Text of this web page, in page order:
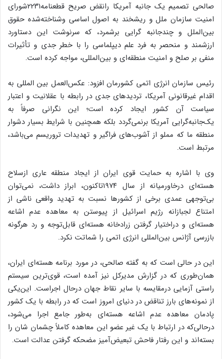
صالحی تصمیم یک‌ جانبه آمریکا رانقض صریح قطعنامه۲۲۳۱شورای
امنیت سازمان ملل و ریشخند به اصول اساسی وشناخته‌شده حقوق
بین‌الملل و چندجانبه گرایی برشمرد، که سرنوشت این دستاورد
ارزشمند و منحصر به ‌فرد علم دیپلماسی را با خطر جدی و تأثیرات
منفی بر صلح و امنیت منطقه‌ای و بین‌المللی، مواجه کرده است.
رئیس سازمان انرژی اتمی کشورمان افزود: عکس‌العمل بین ‌المللی به
اقدام غیرقانونی آمریکا، تردیدهای جدی‌ در رابطه با عقلانیت و اعتبار
سیاست آن کشور ایجاد کرده است؛ این نگرانی صرفاً به
یک‌جانبه‌گرایی آمریکا برنمی‌گردد بلکه همچنین با شرایط بسیار دشوار
منطقه ما که مملو از آشوب‌های فراگیر و تهدیدات تروریسم می‌باشد،
مرتبط است.
وی با اشاره به حمایت قوی ایران از ایجاد منطقه عاری ازسلاح
هسته‌ای درخاورمیانه از سال ۱۹۷۴تاکنون، ابراز داشت، نمی‌توان
بی‌توجهی عمدی برخی از کشورها نسبت به تهدید واقعی ناشی از
امتناع لجبازانه رژیم اسرائیل از پیوستن به معاهده عدم اشاعه
هسته‌ای و دراختیار گرفتن زرادخانه هسته‌ای قابل‌توجه و رد هرگونه
بازرسی آژانس بین‌المللی انرژی اتمی را شماتت نکرد.
این در حالی است که به گفته صالحی، در مورد برنامه هسته‌ای ایران،
همان‌طوری که در گزارش مدیرکل نیز آمده است، قوی‌ترین سیستم
راستی آزمایی درمقایسه با سایر نقاط جهان درحال اجراست. این‌یکی
از نمونه‌های بارز تناقض در دنیای امروز است که در رابطه با یک کشور
پادمان معاهده عدم اشاعه هسته‌ای به‌طور جامع اجرا می‌شود،
درحالی‌که در ارتباط با یک غیر عضو این معاهده کاملاً چشمان شان را
بسته‌اند و این رفتار فاحش تبعیض‌آمیز مضحکه گرفتن عدالت است.